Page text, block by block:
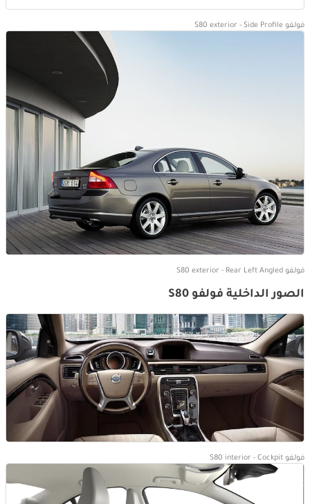
فولفو S80 exterior - Side Profile
فولفو S80 exterior - Rear Left Angled
الصور الداخلية فولفو S80
فولفو S80 interior - Cockpit